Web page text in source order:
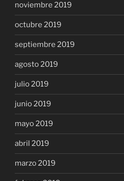
noviembre 2019
octubre 2019
septiembre 2019
agosto 2019
julio 2019
junio 2019
mayo 2019
abril 2019
marzo 2019